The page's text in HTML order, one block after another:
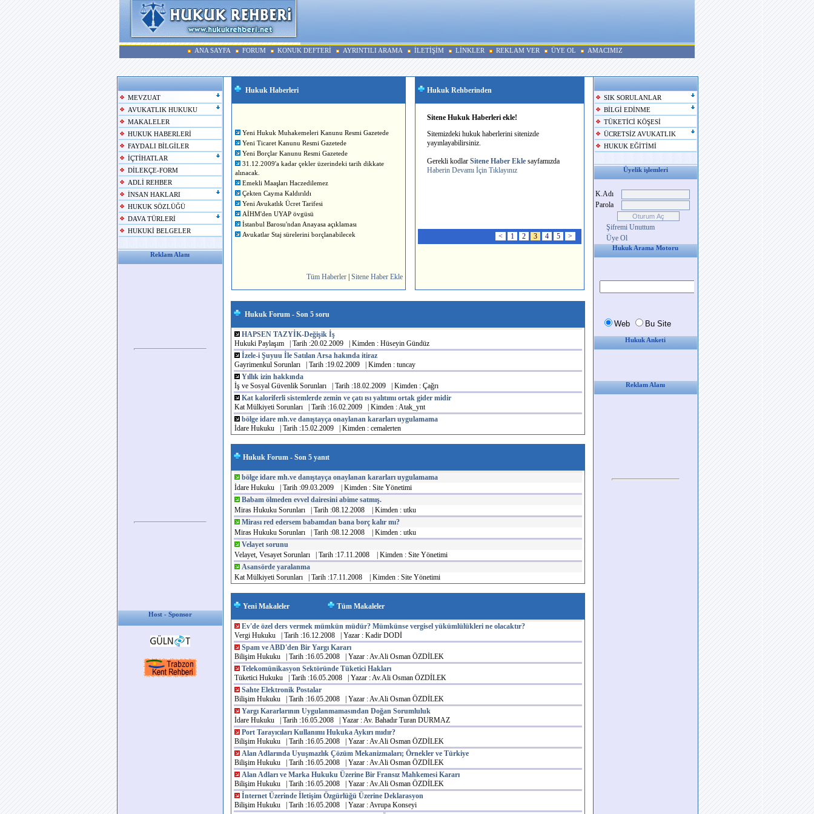
ANA SAYFA FORUM KONUK DEFTERİ AYRINTILI ARAMA İLETİŞİM LİNKLER REKLAM VER ÜYE OL AMACIMIZ
MEVZUAT
AVUKATLIK HUKUKU
MAKALELER
HUKUK HABERLERİ
FAYDALI BİLGİLER
İÇTİHATLAR
DİLEKÇE-FORM
ADLİ REHBER
İNSAN HAKLARI
HUKUK SÖZLÜĞÜ
DAVA TÜRLERİ
HUKUKİ BELGELER
Reklam Alanı
Host - Sponsor
Hukuk Haberleri Hukuk Rehberinden
Yeni Hukuk Muhakemeleri Kanunu Resmi Gazetede
Yeni Ticaret Kanunu Resmi Gazetede
Yeni Borçlar Kanunu Resmi Gazetede
31.12.2009'a kadar çekler üzerindeki tarih dikkate
alınacak.
Emekli Maaşları Haczedilemez
Çekten Cayma Kaldırıldı
Yeni Avukatlık Ücret Tarifesi
AİHM'den UYAP övgüsü
İstanbul Barosu'ndan Anayasa açıklaması
Avukatlar Staj sürelerini borçlanabilecek
Tüm Haberler Sitene Haber Ekle
Sitemizdeki Aksaklıklar
Sitemiz bazı aksaklıklar olması muhtemeldir.
Saygılarımızla
Konuk Defteri
Konuk Defterine sadece site ile ilgili görüş, öneri,
eleştiri ve aksaklıkları yazınız. Danışma
Site Yönetimi
Sitene Hukuk Haberleri ekle!
Sitemizdeki hukuk haberlerini sitenizde
yayınlayabilirsiniz.
Gerekli kodlar Sitene Haber Ekle sayfamızda
Haberin Devamı İçin Tıklayınız
< 1 2 3 4 5 >
Hukuk Forum - Son 5 soru
HAPSEN TAZYİK-Değişik İş
Hukuki Paylaşım | Tarih :20.02.2009 | Kimden : Hüseyin Gündüz
İzele-i Şuyuu İle Satılan Arsa hakında itiraz
Gayrimenkul Sorunları | Tarih :19.02.2009 | Kimden : tuncay
Yıllık izin hakkında
İş ve Sosyal Güvenlik Sorunları | Tarih :18.02.2009 | Kimden : Çağrı
Kat kaloriferli sistemlerde zemin ve çatı ısı yalıtımı ortak gider midir
Kat Mülkiyeti Sorunları | Tarih :16.02.2009 | Kimden : Atak_ynt
bölge idare mh.ve danıştayça onaylanan kararları uygulamama
İdare Hukuku | Tarih :15.02.2009 | Kimden : cemalerten
Hukuk Forum - Son 5 yanıt
bölge idare mh.ve danıştayça onaylanan kararları uygulamama
İdare Hukuku | Tarih :09.03.2009 | Kimden : Site Yönetimi
Babam ölmeden evvel dairesini abime satmış.
Miras Hukuku Sorunları | Tarih :08.12.2008 | Kimden : utku
Mirası red edersem babamdan bana borç kalır mı?
Miras Hukuku Sorunları | Tarih :08.12.2008 | Kimden : utku
Velayet sorunu
Velayet, Vesayet Sorunları | Tarih :17.11.2008 | Kimden : Site Yönetimi
Asansörde yaralanma
Kat Mülkiyeti Sorunları | Tarih :17.11.2008 | Kimden : Site Yönetimi
Yeni Makaleler Tüm Makaleler
Ev'de özel ders vermek mümkün müdür? Mümkünse vergisel yükümlülükleri ne olacaktır?
Vergi Hukuku | Tarih :16.12.2008 | Yazar : Kadir DODİ
Spam ve ABD'den Bir Yargı Kararı
Bilişim Hukuku | Tarih :16.05.2008 | Yazar : Av.Ali Osman ÖZDİLEK
Telekomünikasyon Sektöründe Tüketici Hakları
Tüketici Hukuku | Tarih :16.05.2008 | Yazar : Av.Ali Osman ÖZDİLEK
Sahte Elektronik Postalar
Bilişim Hukuku | Tarih :16.05.2008 | Yazar : Av.Ali Osman ÖZDİLEK
Yargı Kararlarının Uygulanmamasından Doğan Sorumluluk
İdare Hukuku | Tarih :16.05.2008 | Yazar : Av. Bahadır Turan DURMAZ
Port Tarayıcıları Kullanımı Hukuka Aykırı mıdır?
Bilişim Hukuku | Tarih :16.05.2008 | Yazar : Av.Ali Osman ÖZDİLEK
Alan Adlarında Uyuşmazlık Çözüm Mekanizmaları; Örnekler ve Türkiye
Bilişim Hukuku | Tarih :16.05.2008 | Yazar : Av.Ali Osman ÖZDİLEK
Alan Adları ve Marka Hukuku Üzerine Bir Fransız Mahkemesi Kararı
Bilişim Hukuku | Tarih :16.05.2008 | Yazar : Av.Ali Osman ÖZDİLEK
İnternet Üzerinde İletişim Özgürlüğü Üzerine Deklarasyon
Bilişim Hukuku | Tarih :16.05.2008 | Yazar : Avrupa Konseyi
SIK SORULANLAR
BİLGİ EDİNME
TÜKETİCİ KÖŞESİ
ÜCRETSİZ AVUKATLIK
HUKUK EĞİTİMİ
Üyelik işlemleri
K.Adı
Parola
Şifremi Unuttum
Üye Ol
Hukuk Arama Motoru
Hukuk Anketi
Reklam Alanı